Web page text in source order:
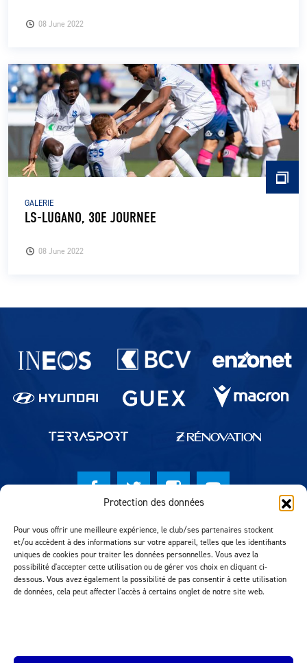
Protection des données
Pour vous offrir une meilleure expérience, le club/ses partenaires stockent
et/ou accèdent à des informations sur votre appareil, telles que les identifiants
uniques de cookies pour traiter les données personnelles. Vous avez la
possibilité d'accepter cette utilisation ou de gérer vos choix en cliquant ci-
dessous. Vous avez également la possibilité de pas consentir à cette utilisation
de données, cela peut affecter l'accès à certains onglet de notre site web.
08 June 2022
08 June 2022
GALERIE
LS-LUGANO, 30E JOURNEE
Partenaires du lausanne-Sport
© Lausanne Sport Football Club 2026
Réalisation MTM Agency